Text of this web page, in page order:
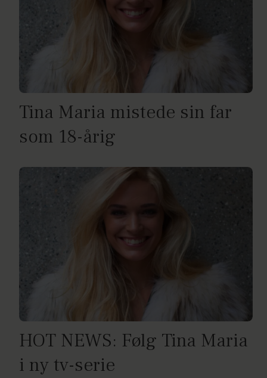
Tina Maria mistede sin far
som 18-årig
HOT NEWS: Følg Tina Maria
i ny tv-serie